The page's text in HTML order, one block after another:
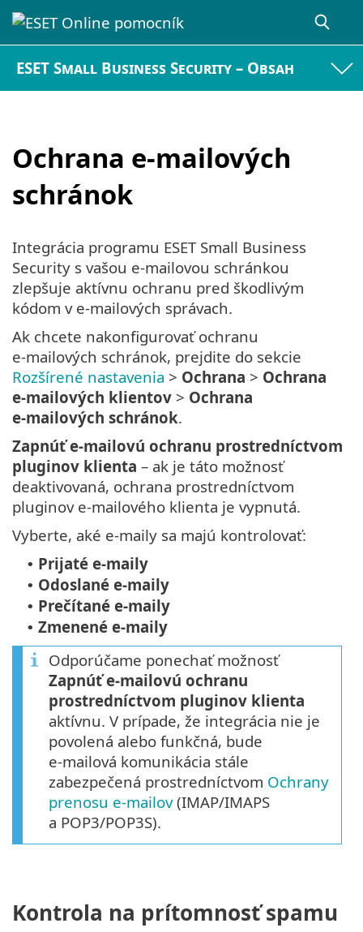
ESET Small Business Security – Obsah
Ochrana e‑mailových
schránok
Integrácia programu ESET Small Business
Security s vašou e‑mailovou schránkou
zlepšuje aktívnu ochranu pred škodlivým
kódom v e‑mailových správach.
Ak chcete nakonfigurovať ochranu
e‑mailových schránok, prejdite do sekcie
Rozšírené nastavenia > Ochrana > Ochrana
e‑mailových klientov > Ochrana
e‑mailových schránok.
Zapnúť e‑mailovú ochranu prostredníctvom
pluginov klienta – ak je táto možnosť
deaktivovaná, ochrana prostredníctvom
pluginov e‑mailového klienta je vypnutá.
Vyberte, aké e‑maily sa majú kontrolovať:
• Prijaté e-maily
• Odoslané e-maily
• Prečítané e-maily
• Zmenené e-maily
Odporúčame ponechať možnosť
Zapnúť e‑mailovú ochranu
prostredníctvom pluginov klienta
aktívnu. V prípade, že integrácia nie je
povolená alebo funkčná, bude
e‑mailová komunikácia stále
zabezpečená prostredníctvom Ochrany
prenosu e‑mailov(IMAP/IMAPS
a POP3/POP3S).
Kontrola na prítomnosť spamu